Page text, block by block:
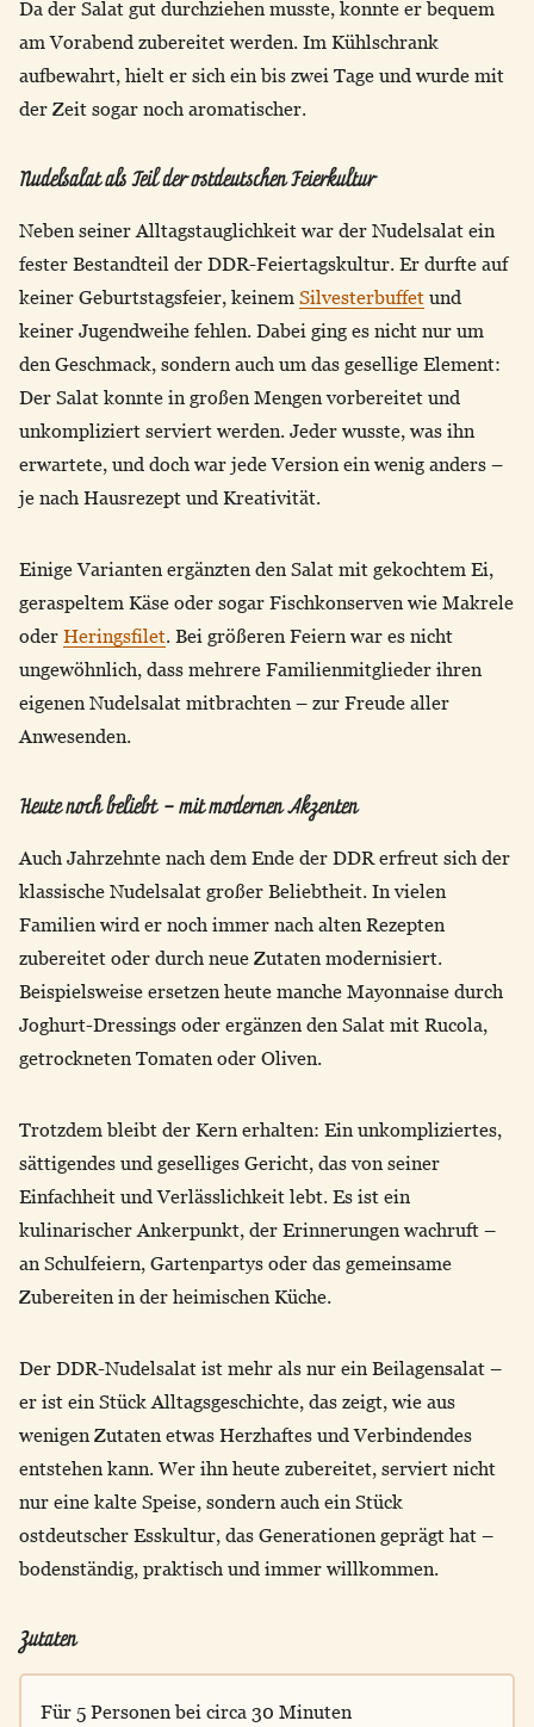
Da der Salat gut durchziehen musste, konnte er bequem
am Vorabend zubereitet werden. Im Kühlschrank
aufbewahrt, hielt er sich ein bis zwei Tage und wurde mit
der Zeit sogar noch aromatischer.
Nudelsalat als Teil der ostdeutschen Feierkultur
Neben seiner Alltagstauglichkeit war der Nudelsalat ein
fester Bestandteil der DDR-Feiertagskultur. Er durfte auf
keiner Geburtstagsfeier, keinem Silvesterbuffet und
keiner Jugendweihe fehlen. Dabei ging es nicht nur um
den Geschmack, sondern auch um das gesellige Element:
Der Salat konnte in großen Mengen vorbereitet und
unkompliziert serviert werden. Jeder wusste, was ihn
erwartete, und doch war jede Version ein wenig anders –
je nach Hausrezept und Kreativität.
Einige Varianten ergänzten den Salat mit gekochtem Ei,
geraspeltem Käse oder sogar Fischkonserven wie Makrele
oder Heringsfilet. Bei größeren Feiern war es nicht
ungewöhnlich, dass mehrere Familienmitglieder ihren
eigenen Nudelsalat mitbrachten – zur Freude aller
Anwesenden.
Heute noch beliebt – mit modernen Akzenten
Auch Jahrzehnte nach dem Ende der DDR erfreut sich der
klassische Nudelsalat großer Beliebtheit. In vielen
Familien wird er noch immer nach alten Rezepten
zubereitet oder durch neue Zutaten modernisiert.
Beispielsweise ersetzen heute manche Mayonnaise durch
Joghurt-Dressings oder ergänzen den Salat mit Rucola,
getrockneten Tomaten oder Oliven.
Trotzdem bleibt der Kern erhalten: Ein unkompliziertes,
sättigendes und geselliges Gericht, das von seiner
Einfachheit und Verlässlichkeit lebt. Es ist ein
kulinarischer Ankerpunkt, der Erinnerungen wachruft –
an Schulfeiern, Gartenpartys oder das gemeinsame
Zubereiten in der heimischen Küche.
Der DDR-Nudelsalat ist mehr als nur ein Beilagensalat –
er ist ein Stück Alltagsgeschichte, das zeigt, wie aus
wenigen Zutaten etwas Herzhaftes und Verbindendes
entstehen kann. Wer ihn heute zubereitet, serviert nicht
nur eine kalte Speise, sondern auch ein Stück
ostdeutscher Esskultur, das Generationen geprägt hat –
bodenständig, praktisch und immer willkommen.
Zutaten
Für 5 Personen bei circa 30 Minuten